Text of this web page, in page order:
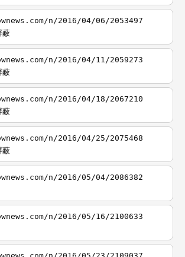
n/2016/04/06/2053497
蔽
n/2016/04/11/2059273
蔽
n/2016/04/18/2067210
蔽
n/2016/04/25/2075468
蔽
n/2016/05/04/2086382
n/2016/05/16/2100633